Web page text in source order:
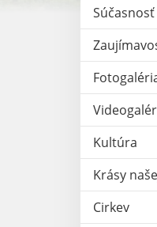
Súčasnosť
Kultúra
Krásy
Cirkev
11. APR 2025